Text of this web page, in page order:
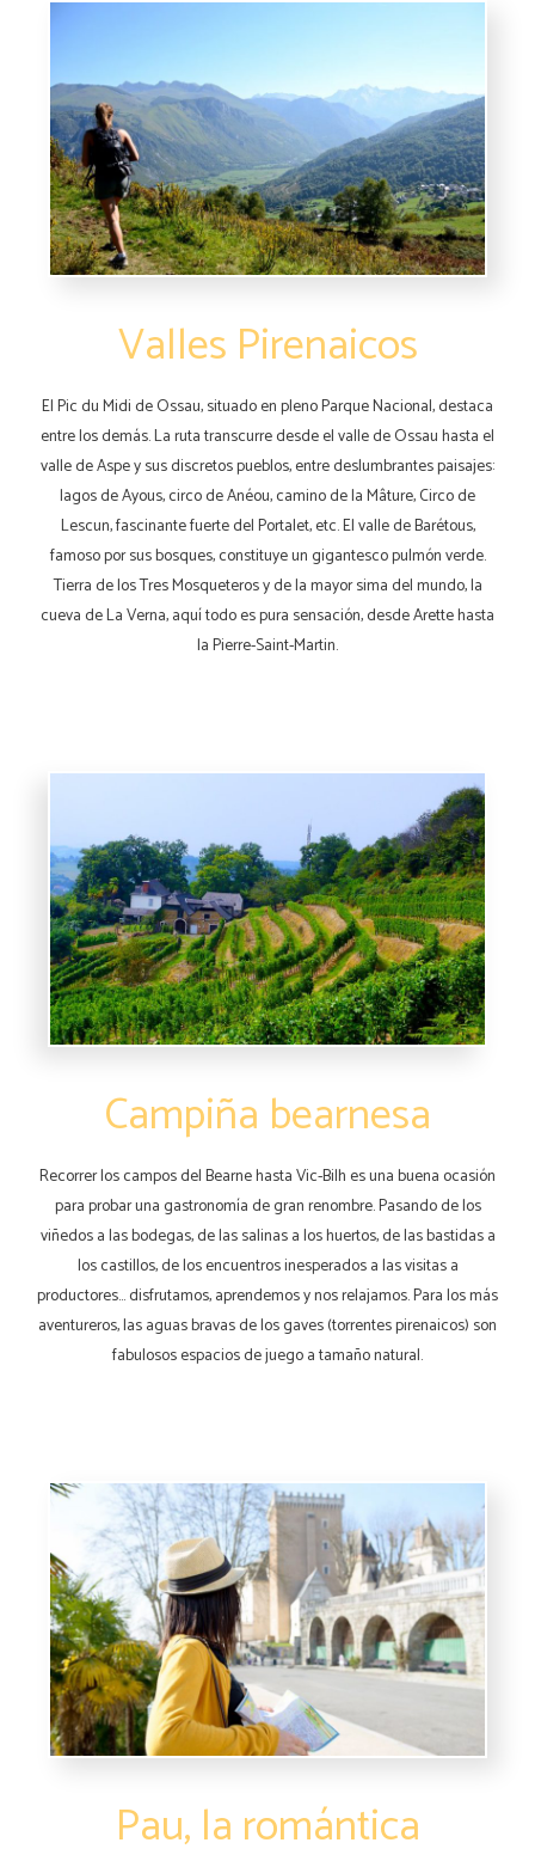
Valles Pirenaicos
El Pic du Midi de Ossau, situado en pleno Parque Nacional, destaca
entre los demás. La ruta transcurre desde el valle de Ossau hasta el
valle de Aspe y sus discretos pueblos, entre deslumbrantes paisajes:
lagos de Ayous, circo de Anéou, camino de la Mâture, Circo de
Lescun, fascinante fuerte del Portalet, etc. El valle de Barétous,
famoso por sus bosques, constituye un gigantesco pulmón verde.
Tierra de los Tres Mosqueteros y de la mayor sima del mundo, la
cueva de La Verna, aquí todo es pura sensación, desde Arette hasta
la Pierre-Saint-Martin.
Campiña bearnesa
Recorrer los campos del Bearne hasta Vic-Bilh es una buena ocasión
para probar una gastronomía de gran renombre. Pasando de los
viñedos a las bodegas, de las salinas a los huertos, de las bastidas a
los castillos, de los encuentros inesperados a las visitas a
productores… disfrutamos, aprendemos y nos relajamos. Para los más
aventureros, las aguas bravas de los gaves (torrentes pirenaicos) son
fabulosos espacios de juego a tamaño natural.
Pau, la romántica